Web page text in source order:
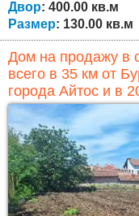
Двор: 400.00 кв.м
Размер: 130.00 кв.м
Дом на продажу в
всего в 35 км от
города Айтос и в